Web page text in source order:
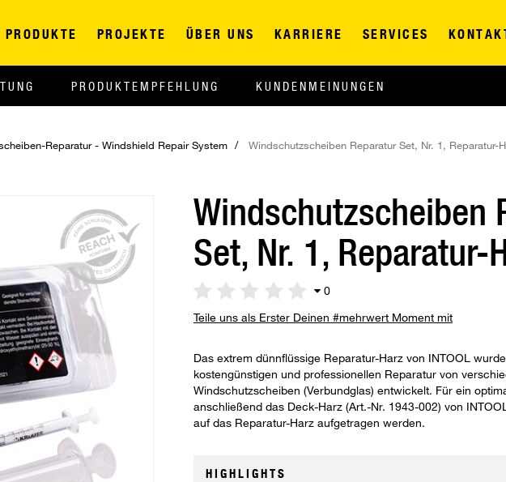
PRODUKTE PROJEKTE ÜBER UNS KARRIERE SERVICES
PRODUKTEMPFEHLUNG KUNDENMEINUNGEN
Reparatur - Windshield Repair System Windschutzscheiben Reparatur Set, Nr. 1, Reparatur-
Windschutzscheiben
Set, Nr. 1, Reparatur-
0
Teile uns als Erster Deinen #mehrwert Moment mit
Das extrem dünnflüssige Reparatur-Harz von INTOOL
kostengünstigen und professionellen Reparatur von
Windschutzscheiben (Verbundglas) entwickelt. Für ein
anschließend das Deck-Harz (Art.-Nr. 1943-002) von
auf das Reparatur-Harz aufgetragen werden.
HIGHLIGHTS